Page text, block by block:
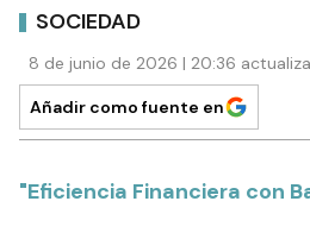
SOCIEDAD
8 de junio de 2026 | 20:36
Añadir como fuente en
"Eficiencia Financiera con